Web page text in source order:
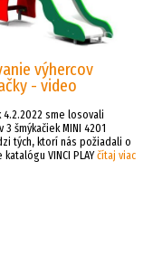
výhercov
- video
4.2.2022 sme losovali
3 šmýkačiek MINI 4201
tých, ktorí nás požiadali o
katalógu VINCI PLAYčítaj viac